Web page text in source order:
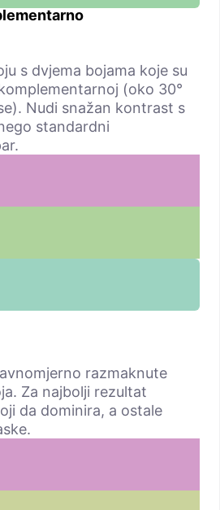
s dvjema bojama koje su
(oko 30°
Nudi snažan kontrast s
standardni
razmaknute
Za najbolji rezultat
da dominira, a ostale